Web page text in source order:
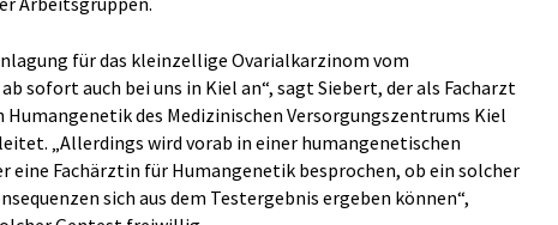
für das kleinzellige Ovarialkarzinom vom
sofort auch bei uns in Kiel an“, sagt Siebert, der als Facharzt
des Medizinischen Versorgungszentrums Kiel
„Allerdings wird vorab in einer humangenetischen
eine Fachärztin für Humangenetik besprochen, ob ein solcher
sich aus dem Testergebnis ergeben können“,